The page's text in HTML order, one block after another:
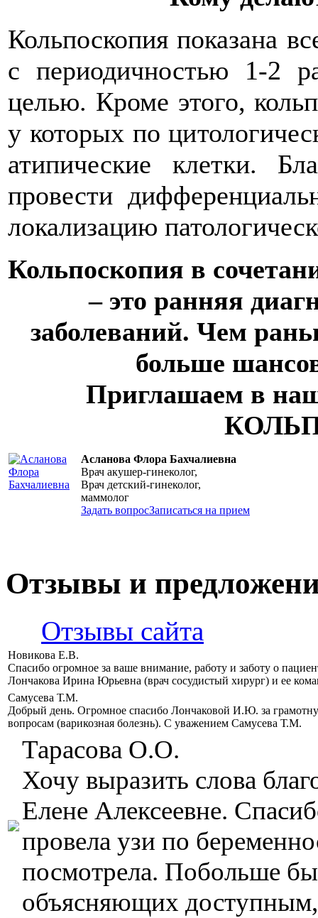
Кольпоскопия показана
с периодичностью 1-2
целью. Кроме этого,
у которых по
атипические клетки.
провести
локализацию
Кольпоскопия в
– это ранняя
заболеваний. Чем
больше
Приглашаем в
Асланова Флора Бахчалиевна
Врач акушер-гинеколог,
Врач детский-гинеколог,
маммолог
Задать вопросЗаписаться на прием
Отзывы и
Отзывы сайта
Новикова Е.В.
Спасибо огромное за ваше внимание, работу и заботу о
Лончакова Ирина Юрьевна (врач сосудистый хирург) и ее
Самусева Т.М.
Добрый день. Огромное спасибо Лончаковой И.Ю. за
вопросам (варикозная болезнь). С уважением Самусева Т.М.
Тарасова О.О.
Хочу выразить слова
Елене Алексеевне.
провела узи по
посмотрела. Побольше
объясняющих